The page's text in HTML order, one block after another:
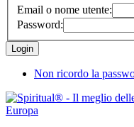
Email o nome utente:
Password:
Non ricordo la